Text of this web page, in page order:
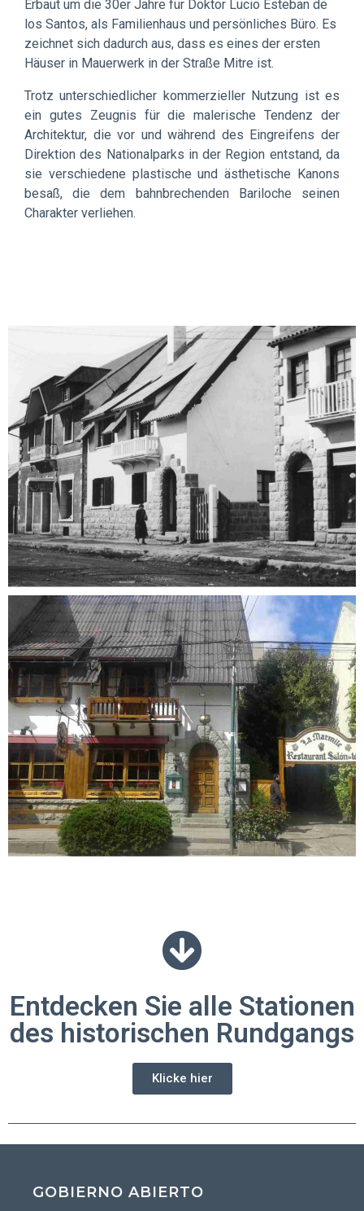
Erbaut um die 30er Jahre für Doktor Lucio Esteban de
los Santos, als Familienhaus und persönliches Büro. Es
zeichnet sich dadurch aus, dass es eines der ersten
Häuser in Mauerwerk in der Straße Mitre ist.
Trotz unterschiedlicher kommerzieller Nutzung ist es
ein gutes Zeugnis für die malerische Tendenz der
Architektur, die vor und während des Eingreifens der
Direktion des Nationalparks in der Region entstand, da
sie verschiedene plastische und ästhetische Kanons
besaß, die dem bahnbrechenden Bariloche seinen
Charakter verliehen.
Entdecken Sie alle Stationen
des historischen Rundgangs
Klicke hier
GOBIERNO ABIERTO